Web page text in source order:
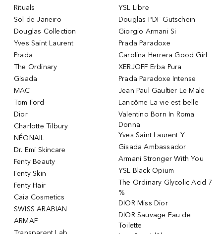
Rituals
Sol de Janeiro
Douglas Collection
Yves Saint Laurent
Prada
The Ordinary
Gisada
MAC
Tom Ford
Dior
Charlotte Tilbury
NÉONAIL
Dr. Emi Skincare
Fenty Beauty
Fenty Skin
Fenty Hair
Caia Cosmetics
SWISS ARABIAN
ARMAF
YSL Libre
Douglas PDF Gutschein
Giorgio Armani Si
Prada Paradoxe
Carolina Herrera Good Girl
XERJOFF Erba Pura
Prada Paradoxe Intense
Jean Paul Gaultier Le Male
Lancôme La vie est belle
Valentino Born In Roma
Donna
Yves Saint Laurent Y
Gisada Ambassador
Armani Stronger With You
YSL Black Opium
The Ordinary Glycolic Acid 7
%
DIOR Miss Dior
DIOR Sauvage Eau de
Toilette